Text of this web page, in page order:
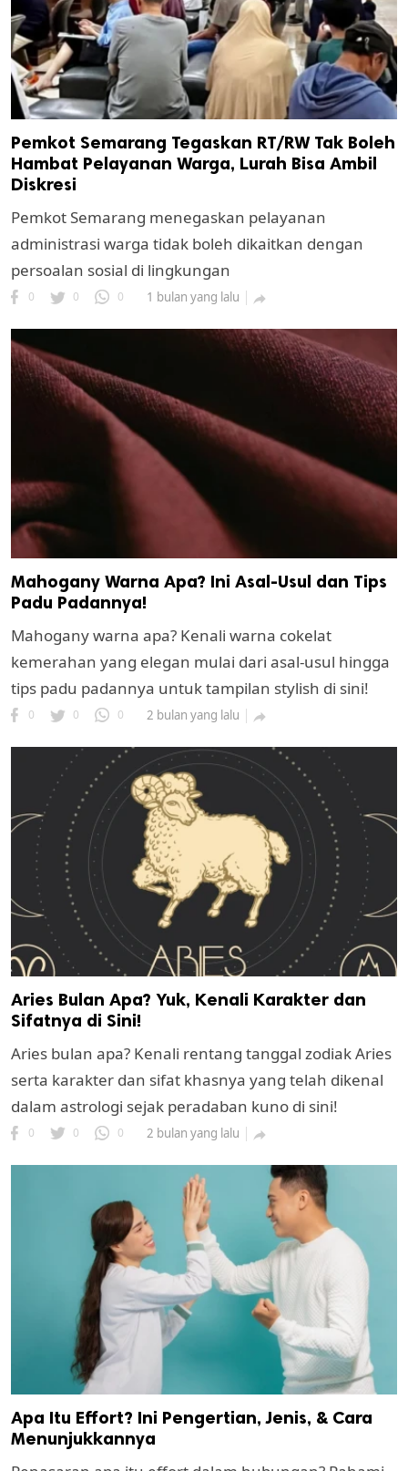
Pemkot Semarang Tegaskan RT/RW Tak Boleh
Hambat Pelayanan Warga, Lurah Bisa Ambil
Diskresi
Pemkot Semarang menegaskan pelayanan
administrasi warga tidak boleh dikaitkan dengan
persoalan sosial di lingkungan
0 0 0 1 bulan yang lalu 
Mahogany Warna Apa? Ini Asal-Usul dan Tips
Padu Padannya!
Mahogany warna apa? Kenali warna cokelat
kemerahan yang elegan mulai dari asal-usul hingga
tips padu padannya untuk tampilan stylish di sini!
0 0 0 2 bulan yang lalu 
Aries Bulan Apa? Yuk, Kenali Karakter dan
Sifatnya di Sini!
Aries bulan apa? Kenali rentang tanggal zodiak Aries
serta karakter dan sifat khasnya yang telah dikenal
dalam astrologi sejak peradaban kuno di sini!
0 0 0 2 bulan yang lalu 
Apa Itu Effort? Ini Pengertian, Jenis, & Cara
Menunjukkannya